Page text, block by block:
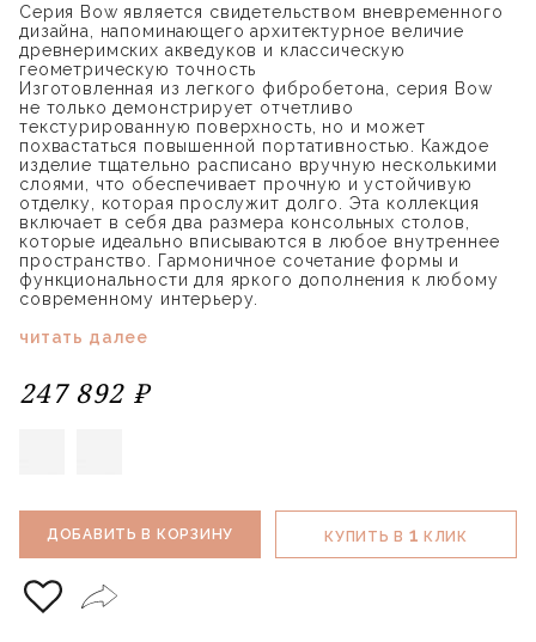
Серия Bow является свидетельством вневременного
дизайна, напоминающего архитектурное величие
древнеримских акведуков и классическую
геометрическую точность
Изготовленная из легкого фибробетона, серия Bow
не только демонстрирует отчетливо
текстурированную поверхность, но и может
похвастаться повышенной портативностью. Каждое
изделие тщательно расписано вручную несколькими
слоями, что обеспечивает прочную и устойчивую
отделку, которая прослужит долго. Эта коллекция
включает в себя два размера консольных столов,
которые идеально вписываются в любое внутреннее
пространство. Гармоничное сочетание формы и
функциональности для яркого дополнения к любому
современному интерьеру.
читать далее
247 892 ₽
ДОБАВИТЬ В КОРЗИНУ КУПИТЬ В 1 КЛИК